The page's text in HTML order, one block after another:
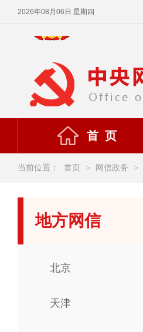
2026年08月06日 星期四
首 页
当前位置： 首页 > 网信政务 >
地方网信
北京
天津